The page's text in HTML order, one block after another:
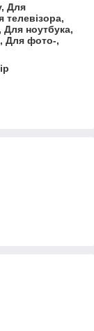
Для
телевізора,
Для ноутбука,
Для фото-,